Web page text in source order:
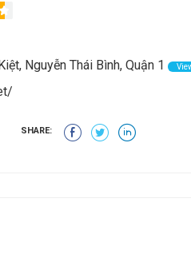
Nguyễn Thái Bình, Quận 1
SHARE: